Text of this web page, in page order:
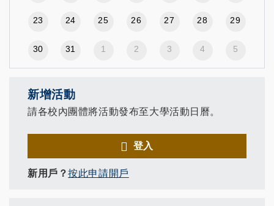
23 24 25 26 27 28 29
30 31 1 2 3 4 5
新增活動
請各校內團體將活動發布至大學活動日曆。
登入
新用戶？按此申請開戶